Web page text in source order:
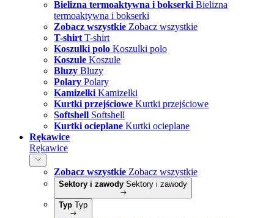
Bielizna termoaktywna i bokserki Bielizna
termoaktywna i bokserki
Zobacz wszystkie Zobacz wszystkie
T-shirt T-shirt
Koszulki polo Koszulki polo
Koszule Koszule
Bluzy Bluzy
Polary Polary
Kamizelki Kamizelki
Kurtki przejściowe Kurtki przejściowe
Softshell Softshell
Kurtki ocieplane Kurtki ocieplane
Rękawice
Rękawice
Zobacz wszystkie Zobacz wszystkie
Sektory i zawody Sektory i zawody
Typ Typ